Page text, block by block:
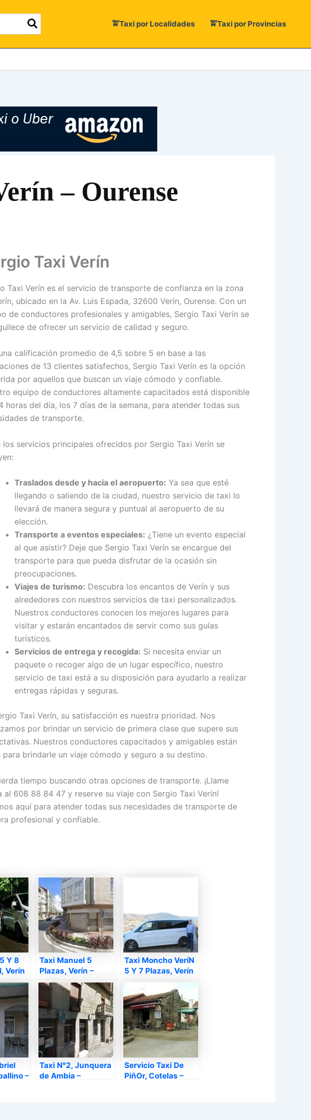
🚖Taxi por Localidades 🚖Taxi por Provincias
– Ourense
Taxi Verín
Taxi Verín es el servicio de transporte de confianza en la zona
ubicado en la Av. Luis Espada, 32600 Verín, Ourense. Con un
de conductores profesionales y amigables, Sergio Taxi Verín se
de ofrecer un servicio de calidad y seguro.
calificación promedio de 4,5 sobre 5 en base a las
de 13 clientes satisfechos, Sergio Taxi Verín es la opción
por aquellos que buscan un viaje cómodo y confiable.
equipo de conductores altamente capacitados está disponible
horas del día, los 7 días de la semana, para atender todas sus
de transporte.
los servicios principales ofrecidos por Sergio Taxi Verín se
Traslados desde y hacia el aeropuerto: Ya sea que esté
llegando o saliendo de la ciudad, nuestro servicio de taxi lo
llevará de manera segura y puntual al aeropuerto de su
elección.
Transporte a eventos especiales: ¿Tiene un evento especial
al que asistir? Deje que Sergio Taxi Verín se encargue del
transporte para que pueda disfrutar de la ocasión sin
preocupaciones.
Viajes de turismo: Descubra los encantos de Verín y sus
alrededores con nuestros servicios de taxi personalizados.
Nuestros conductores conocen los mejores lugares para
visitar y estarán encantados de servir como sus guías
turísticos.
Servicios de entrega y recogida: Si necesita enviar un
paquete o recoger algo de un lugar específico, nuestro
servicio de taxi está a su disposición para ayudarlo a realizar
entregas rápidas y seguras.
Taxi Verín, su satisfacción es nuestra prioridad. Nos
por brindar un servicio de primera clase que supere sus
Nuestros conductores capacitados y amigables están
para brindarle un viaje cómodo y seguro a su destino.
tiempo buscando otras opciones de transporte. ¡Llame
al 608 88 84 47 y reserve su viaje con Sergio Taxi Verín!
aquí para atender todas sus necesidades de transporte de
profesional y confiable.
Y 8
Verín
Taxi Manuel 5
Plazas, Verín –
Ourense
Taxi Moncho VeríN
5 Y 7 Plazas, Verín
– Ourense
–
Taxi N°2, Junquera
de Ambía –
Servicio Taxi De
PiñOr, Cotelas –